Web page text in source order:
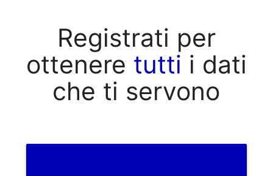
Registrati per
ottenere tutti i dati
che ti servono